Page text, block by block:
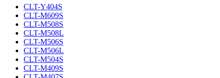
CLT-Y404S
CLT-M609S
CLT-M508S
CLT-M508L
CLT-M506S
CLT-M506L
CLT-M504S
CLT-M409S